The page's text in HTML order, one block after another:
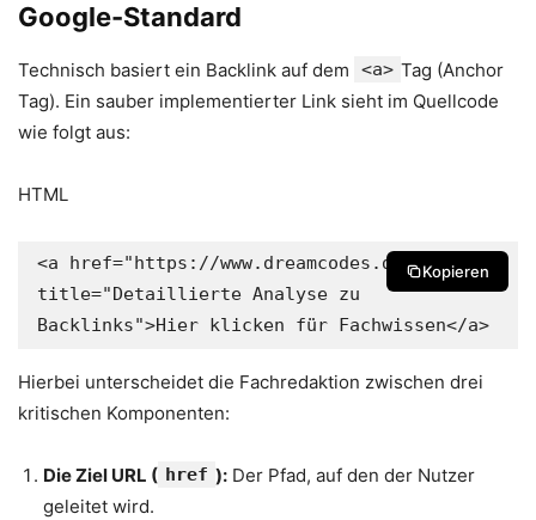
Google-Standard
Technisch basiert ein Backlink auf dem <a> Tag (Anchor
Tag). Ein sauber implementierter Link sieht im Quellcode
wie folgt aus:
HTML
<a href="https://www.dreamcodes.de"
title="Detaillierte Analyse zu
Backlinks">Hier klicken für Fachwissen</a>
Kopieren
Hierbei unterscheidet die Fachredaktion zwischen drei
kritischen Komponenten:
Die Ziel URL ( href ): Der Pfad, auf den der Nutzer
geleitet wird.